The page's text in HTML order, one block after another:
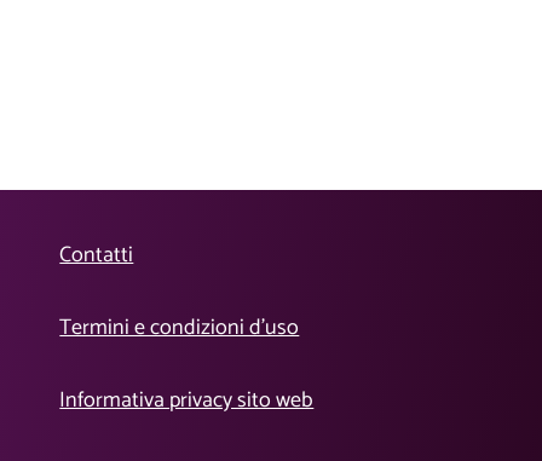
Contatti
Termini e condizioni d’uso
Informativa privacy sito web